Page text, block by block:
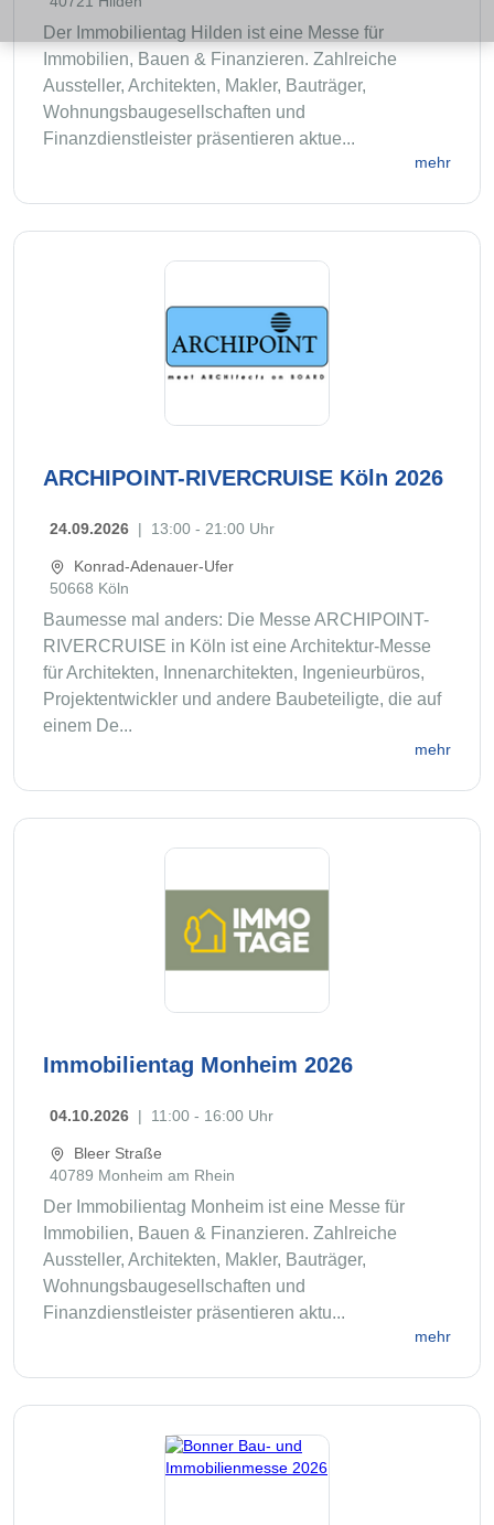
Der Immobilientag Hilden ist eine Messe für
Immobilien, Bauen & Finanzieren. Zahlreiche
Aussteller, Architekten, Makler, Bauträger,
Wohnungsbaugesellschaften und
Finanzdienstleister präsentieren aktue...
mehr
ARCHIPOINT-RIVERCRUISE Köln 2026
24.09.2026 | 13:00 - 21:00 Uhr
Konrad-Adenauer-Ufer
50668 Köln
Baumesse mal anders: Die Messe ARCHIPOINT-
RIVERCRUISE in Köln ist eine Architektur-Messe
für Architekten, Innenarchitekten, Ingenieurbüros,
Projektentwickler und andere Baubeteiligte, die auf
einem De...
mehr
Immobilientag Monheim 2026
04.10.2026 | 11:00 - 16:00 Uhr
Bleer Straße
40789 Monheim am Rhein
Der Immobilientag Monheim ist eine Messe für
Immobilien, Bauen & Finanzieren. Zahlreiche
Aussteller, Architekten, Makler, Bauträger,
Wohnungsbaugesellschaften und
Finanzdienstleister präsentieren aktu...
mehr